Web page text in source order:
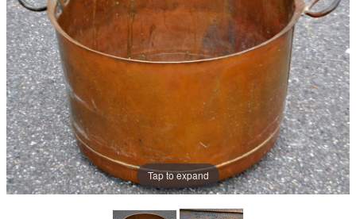
Tap to expand